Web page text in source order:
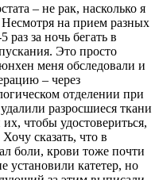
– не рак, насколько я
на прием разных
раз за ночь бегать в
Это просто
меня обследовали и
– через
отделении при
разросшиеся ткани
чтобы удостовериться,
сказать, что в
боли, крови тоже почти
установили катетер, но